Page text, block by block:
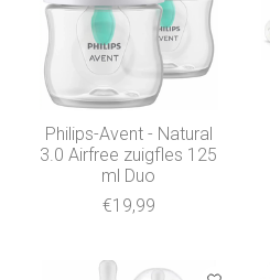
Philips-Avent - Natural
3.0 Airfree zuigfles 125
ml Duo
€19,99